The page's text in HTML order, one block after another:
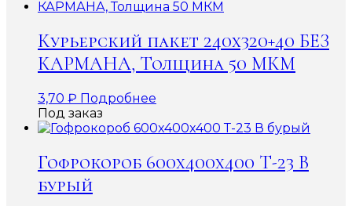
Курьерский пакет 240х320+40 БЕЗ
КАРМАНА, Толщина 50 МКМ
3,70 ₽ Подробнее
Под заказ
Гофрокороб 600x400x400 Т-23 В
бурый